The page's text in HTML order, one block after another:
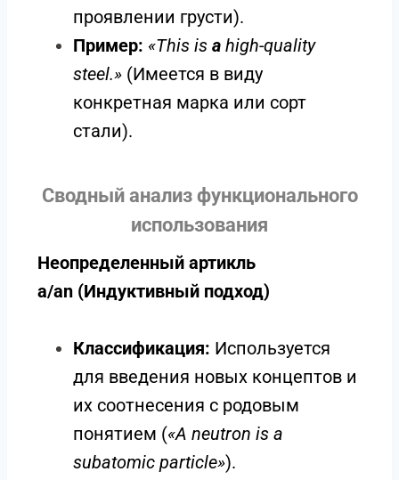
проявлении грусти).
Пример: «This is a high-quality
steel.» (Имеется в виду
конкретная марка или сорт
стали).
Сводный анализ функционального
использования
Неопределенный артикль
a/an (Индуктивный подход)
Классификация: Используется
для введения новых концептов и
их соотнесения с родовым
понятием («A neutron is a
subatomic particle»).